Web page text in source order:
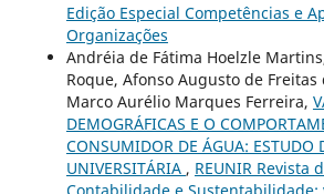
Edição Especial Competências e
Organizações
Andréia de Fátima Hoelzle
Roque, Afonso Augusto de Freitas
Marco Aurélio Marques Ferreira,
DEMOGRÁFICAS E O
CONSUMIDOR DE ÁGUA: ESTUDO
UNIVERSITÁRIA , REUNIR Revista
Contabilidade e Sustentabilidade: